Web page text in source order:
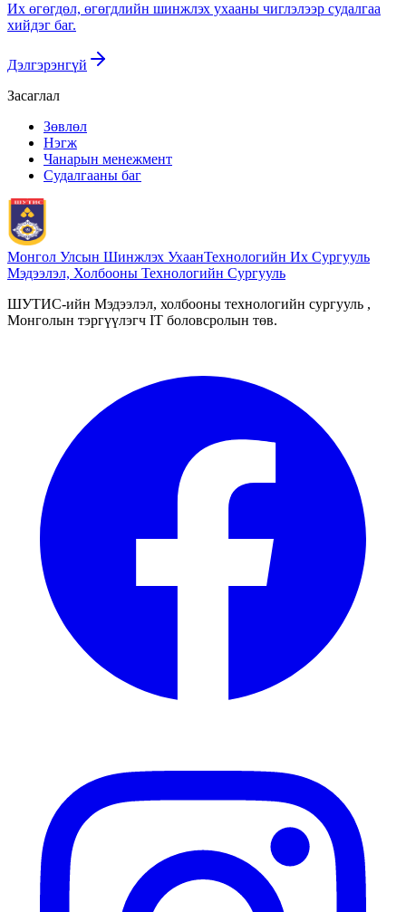
Их өгөгдөл, өгөгдлийн шинжлэх ухааны чиглэлээр судалгаа
хийдэг баг.
Дэлгэрэнгүй
Засаглал
Зөвлөл
Нэгж
Чанарын менежмент
Судалгааны баг
Монгол Улсын Шинжлэх УхаанТехнологийн Их Сургууль
Мэдээлэл, Холбооны Технологийн Сургууль
ШУТИС-ийн Мэдээлэл, холбооны технологийн сургууль ,
Монголын тэргүүлэгч IT боловсролын төв.